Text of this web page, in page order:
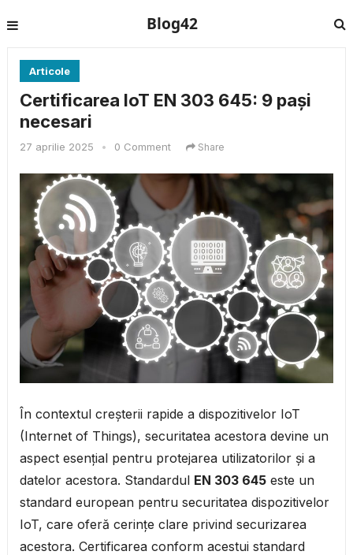
Blog42
Articole
Certificarea IoT EN 303 645: 9 pași
necesari
27 aprilie 2025 • 0 Comment Share
În contextul creșterii rapide a dispozitivelor IoT
(Internet of Things), securitatea acestora devine un
aspect esențial pentru protejarea utilizatorilor și a
datelor acestora. Standardul EN 303 645este un
standard european pentru securitatea dispozitivelor
IoT, care oferă cerințe clare privind securizarea
acestora. Certificarea conform acestui standard